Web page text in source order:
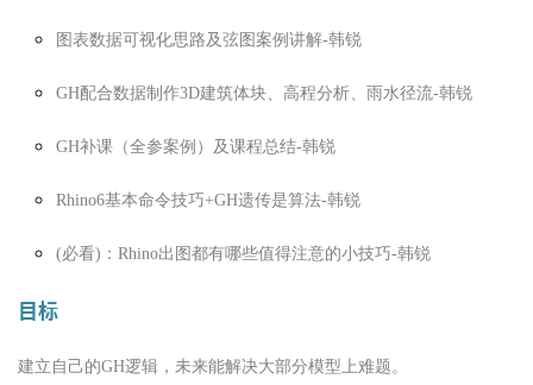
图表数据可视化思路及弦图案例讲解-韩锐
GH配合数据制作3D建筑体块、高程分析、雨水径流-韩锐
GH补课（全参案例）及课程总结-韩锐
Rhino6基本命令技巧+GH遗传是算法-韩锐
(必看)：Rhino出图都有哪些值得注意的小技巧-韩锐
目标
建立自己的GH逻辑，未来能解决大部分模型上难题。